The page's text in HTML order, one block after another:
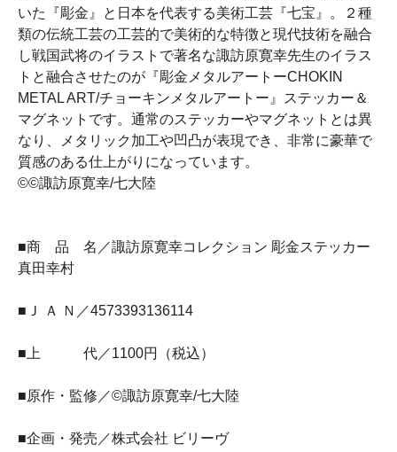
いた『彫金』と日本を代表する美術工芸『七宝』。２種
類の伝統工芸の工芸的で美術的な特徴と現代技術を融合
し戦国武将のイラストで著名な諏訪原寛幸先生のイラス
トと融合させたのが『彫金メタルアートーCHOKIN
METAL ART/チョーキンメタルアートー』ステッカー＆
マグネットです。通常のステッカーやマグネットとは異
なり、メタリック加工や凹凸が表現でき、非常に豪華で
質感のある仕上がりになっています。
©©諏訪原寛幸/七大陸
■商 品 名／諏訪原寛幸コレクション 彫金ステッカー
真田幸村
■Ｊ Ａ Ｎ／4573393136114
■上 代／1100円（税込）
■原作・監修／©諏訪原寛幸/七大陸
■企画・発売／株式会社 ビリーヴ